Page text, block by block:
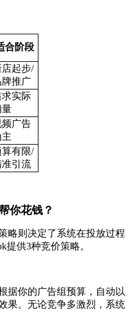
合阶段
店起步/
牌推广
求实际
量
频广告
主
算有限/
准引流
你花钱？
略则决定了系统在投放过程
提供3种竞价策略。
据你的广告组预算，自动以
果。无论竞争多激烈，系统